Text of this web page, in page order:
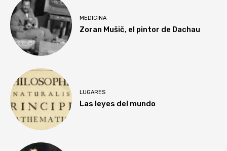
MEDICINA
Zoran Mušič, el pintor de Dachau
LUGARES
Las leyes del mundo